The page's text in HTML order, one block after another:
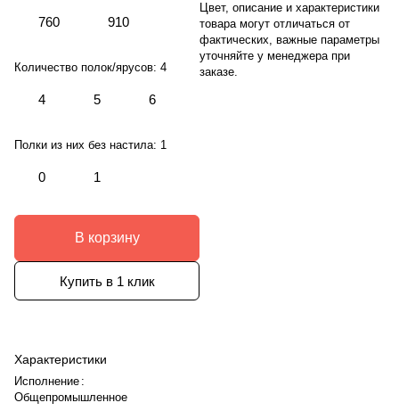
760 910
Количество полок/ярусов: 4
4 5 6
Полки из них без настила: 1
0 1
В корзину
Купить в 1 клик
Характеристики
Исполнение :
Общепромышленное
Цвет, описание и характеристики
товара могут отличаться от
фактических, важные параметры
уточняйте у менеджера при
заказе.